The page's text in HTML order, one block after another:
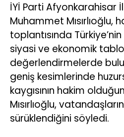
İYİ Parti Afyonkarahisar İl
Muhammet Mısırlıoğlu,
toplantısında
siyasi ve ekonomik
değerlendirmelerde
geniş kesimlerinde
kaygısının hakim
Mısırlıoğlu,
sürüklendiğini söyledi.